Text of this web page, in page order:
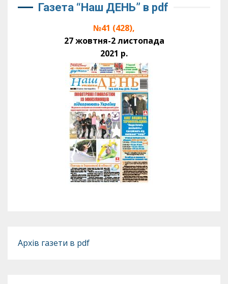
Газета “Наш ДЕНЬ” в pdf
№41 (428),
27 жовтня-2 листопада
2021 р.
Архів газети в pdf